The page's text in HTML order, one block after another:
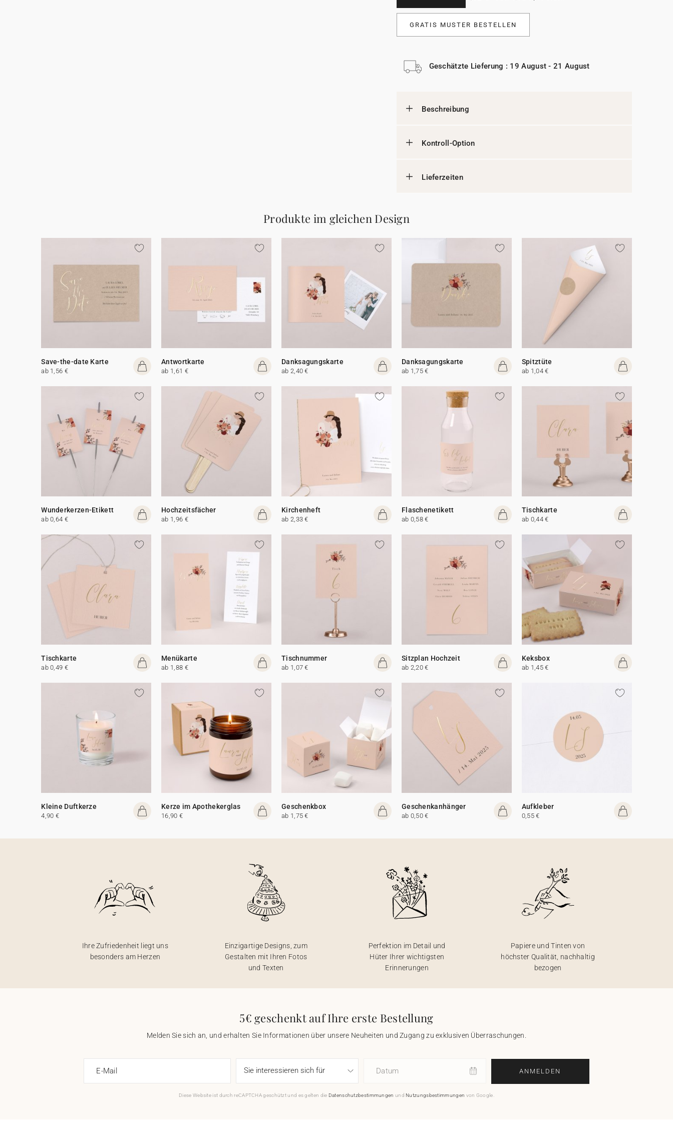
GRATIS MUSTER BESTELLEN
Geschätzte Lieferung : 19 August - 21 August
Beschreibung
Kontroll-Option
Lieferzeiten
Produkte im gleichen Design
Save-the-date Karte
ab 1,56 €
Antwortkarte
ab 1,61 €
Danksagungskarte
ab 2,40 €
Danksagungskarte
ab 1,75 €
Spitztüte
ab 1,04 €
Wunderkerzen-Etikett
ab 0,64 €
Hochzeitsfächer
ab 1,96 €
Kirchenheft
ab 2,33 €
Flaschenetikett
ab 0,58 €
Tischkarte
ab 0,44 €
Tischkarte
ab 0,49 €
Menükarte
ab 1,88 €
Tischnummer
ab 1,07 €
Sitzplan Hochzeit
ab 2,20 €
Keksbox
ab 1,45 €
Kleine Duftkerze
4,90 €
Kerze im Apothekerglas
16,90 €
Geschenkbox
ab 1,75 €
Geschenkanhänger
ab 0,50 €
Aufkleber
0,55 €
Ihre Zufriedenheit liegt uns
besonders am Herzen
Einzigartige Designs, zum
Gestalten mit Ihren Fotos
und Texten
Perfektion im Detail und
Hüter Ihrer wichtigsten
Erinnerungen
Papiere und Tinten von
höchster Qualität, nachhaltig
bezogen
5€ geschenkt auf Ihre erste Bestellung
Melden Sie sich an, und erhalten Sie Informationen über unsere Neuheiten und Zugang zu exklusiven Überraschungen.
E-Mail Datum ANMELDEN
Diese Website ist durch reCAPTCHA geschützt und es gelten die Datenschutzbestimmungen und Nutzungsbestimmungen von Google.